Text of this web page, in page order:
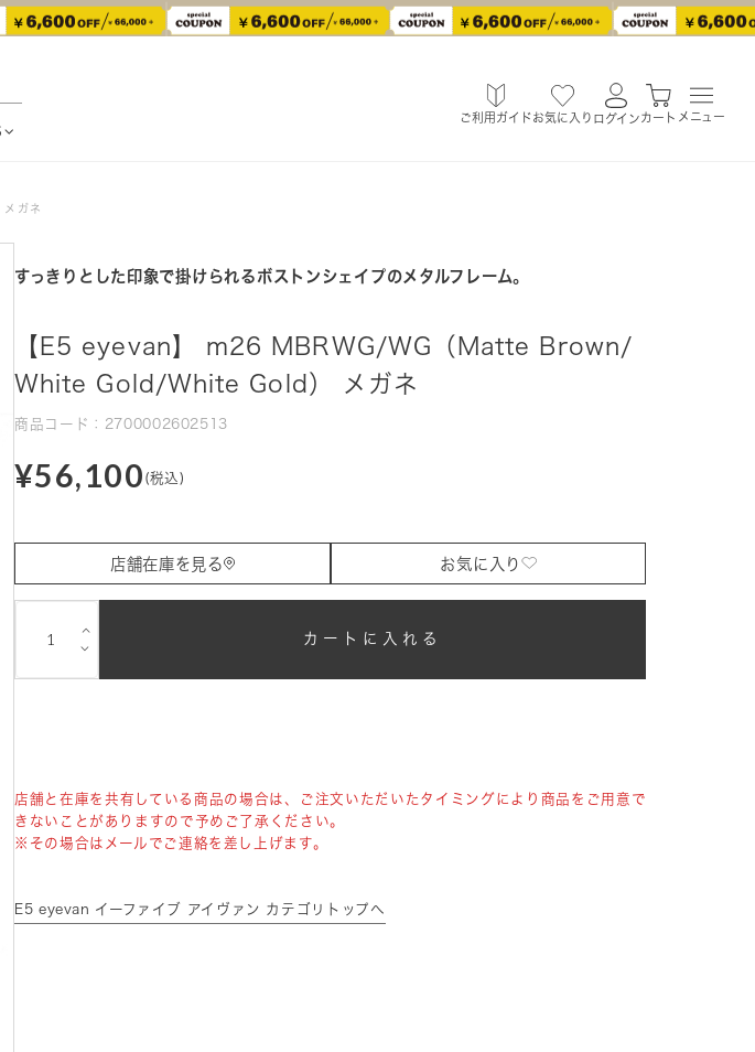
ご利用ガイドお気に入り ログインカート メニュー
ガネ
すっきりとした印象で掛けられるボストンシェイプのメタルフレーム。
【E5 eyevan】 m26 MBRWG/WG（Matte Brown/
White Gold/White Gold） メガネ
商品コード：2700002602513
¥56,100 (税込)
店舗在庫を見る お気に入り
⌵
⌵
カートに入れる
店舗と在庫を共有している商品の場合は、ご注文いただいたタイミングにより商品をご用意で
きないことがありますので予めご了承ください。
※その場合はメールでご連絡を差し上げます。
E5 eyevan イーファイブ アイヴァン カテゴリトップへ